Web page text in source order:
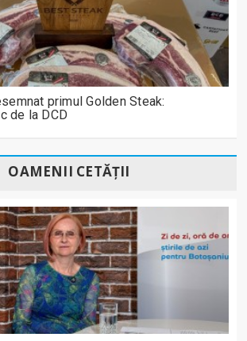
primul Golden Steak:
de la DCD
OAMENII CETĂȚII